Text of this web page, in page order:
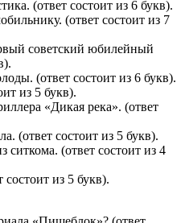
(ответ состоит из 6 букв).
(ответ состоит из 7
советский юбилейный
(ответ состоит из 6 букв).
из 5 букв).
«Дикая река». (ответ
(ответ состоит из 5 букв).
(ответ состоит из 4
состоит из 5 букв).